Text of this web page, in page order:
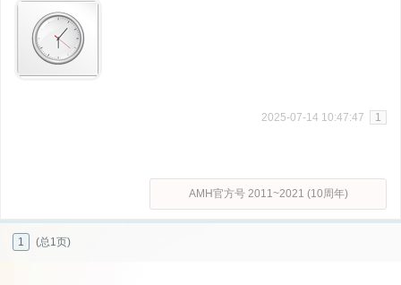
2025-07-14 10:47:47 1
AMH官方号 2011~2021 (10周年)
1 (总1页)